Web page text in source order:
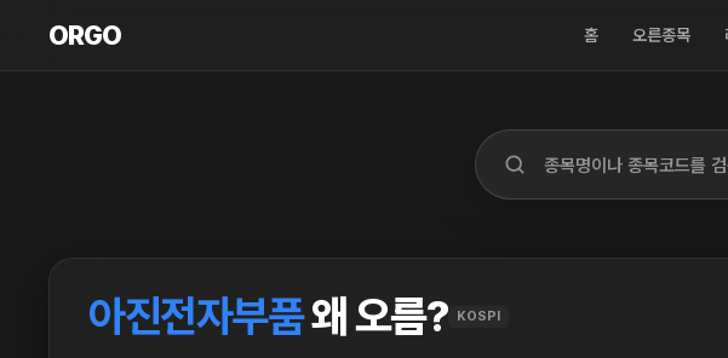
ORGO
ORGO 홈 오른종목
아진전자부품왜 오름? KOSPI